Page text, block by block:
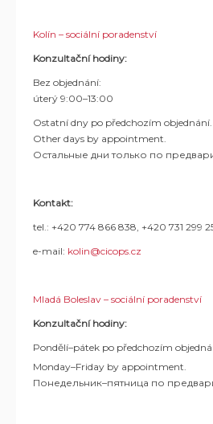
Kolín – sociální poradenství
Konzultační hodiny:
Bez objednání:
úterý 9:00–13:00
Ostatní dny po předchozím objednání.
Other days by appointment.
Остальные дни только по
Kontakt:
tel.: +420 774 866 838, +420 731 299
e-mail: kolin@cicops.cz
Mladá Boleslav – sociální poradenství
Konzultační hodiny:
Pondělí–pátek po předchozím
Monday–Friday by appointment.
Понедельник–пятница по